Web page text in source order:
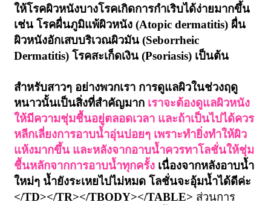
ให้โรคผิวหนังบางโรคเกิดการกำเริบได้ง่ายมากขึ้น
เช่น โรคผื่นภูมิแพ้ผิวหนัง (Atopic dermatitis) ผื่น
ผิวหนังอักเสบบริเวณผิวมัน (Seborrheic
Dermatitis) โรคสะเก็ดเงิน (Psoriasis) เป็นต้น
สำหรับสาวๆ อย่างพวกเรา การดูแลผิวในช่วงฤดู
หนาวนั้นเป็นสิ่งที่สำคัญมาก เราจะต้องดูแลผิวหนัง
ให้มีความชุ่มชื้นอยู่ตลอดเวลา และถ้าเป็นไปได้ควร
หลีกเลี่ยงการอาบน้ำอุ่นบ่อยๆ เพราะทำยิ่งทำให้ผิว
แห้งมากขึ้น และหลังจากอาบน้ำควรทาโลชั่นให้ชุ่ม
ชื้นหลักจากการอาบน้ำทุกครั้ง เนื่องจากหลังอาบน้ำ
ใหม่ๆ น้ำยังระเหยไปไม่หมด โลชั่นจะอุ้มน้ำได้ดีค่ะ
</TD></TR></TBODY></TABLE> ส่วนการ